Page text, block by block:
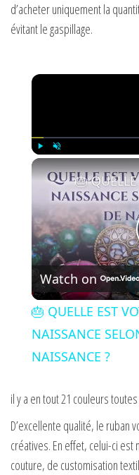
d’acheter uniquement la
évitant le gaspillage.
Watch on
🎂 QUELLE EST
NAISSANCE
NAISSANCE ?
il y a en tout 21 couleurs
D’excellente qualité, le
créatives. En effet, celui-ci
couture, de customisation